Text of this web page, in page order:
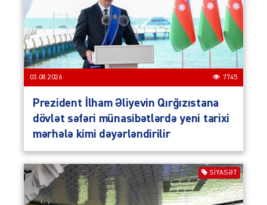
03.08.2026 7745
Prezident İlham Əliyevin Qırğızıstana
dövlət səfəri münasibətlərdə yeni tarixi
mərhələ kimi dəyərləndirilir
SIYASƏT